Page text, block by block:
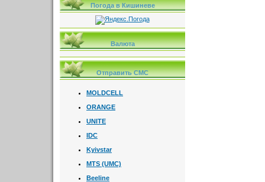
Погода в Кишиневе
Валюта
Отправить СМС
MOLDCELL
ORANGE
UNITE
IDC
Kyivstar
MTS (UMC)
Beeline